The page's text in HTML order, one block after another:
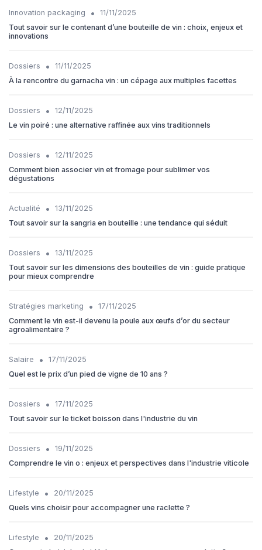
Innovation packaging •
11/11/2025
Tout savoir sur le contenant d’une bouteille de vin : choix, enjeux et
innovations
Dossiers •
11/11/2025
À la rencontre du garnacha vin : un cépage aux multiples facettes
Dossiers •
12/11/2025
Le vin poiré : une alternative raffinée aux vins traditionnels
Dossiers •
12/11/2025
Comment bien associer vin et fromage pour sublimer vos
dégustations
Actualité •
13/11/2025
Tout savoir sur la sangria en bouteille : une tendance qui séduit
Dossiers •
13/11/2025
Tout savoir sur les dimensions des bouteilles de vin : guide pratique
pour mieux comprendre
Stratégies marketing •
17/11/2025
Comment le vin est-il devenu la poule aux œufs d’or du secteur
agroalimentaire ?
Salaire •
17/11/2025
Quel est le prix d’un pied de vigne de 10 ans ?
Dossiers •
17/11/2025
Tout savoir sur le ticket boisson dans l'industrie du vin
Dossiers •
19/11/2025
Comprendre le vin o : enjeux et perspectives dans l'industrie viticole
Lifestyle •
20/11/2025
Quels vins choisir pour accompagner une raclette ?
Lifestyle •
20/11/2025